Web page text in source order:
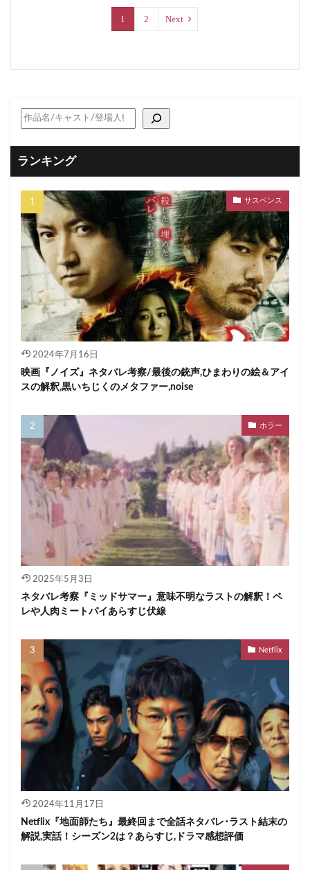
1 2 Next
ランキング
サスペンス
2024年7月16日
映画『ノイズ』ネタバレ考察/最後の銃声,ひまわりの絵＆アイ
スの解釈,黒いちじくのメタファー,noise
ホラー
2025年5月3日
ネタバレ考察『ミッドサマー』意味不明なラストの解釈！ペ
レや人肉ミートパイあらすじ伏線
Netflix
2024年11月17日
Netflix『地面師たち』最終回まで全話ネタバレ･ラスト結末の
解説,実話！シーズン2は？あらすじ,ドラマ感想評価